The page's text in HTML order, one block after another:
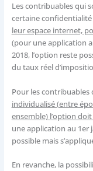
Les contribuables qui
certaine confidentialité
leur espace internet,
(pour une application
2018, l’option reste
du taux réel
Pour les
individualisé (entre
ensemble) l’option
une application au 1er
possible mais
En revanche, la